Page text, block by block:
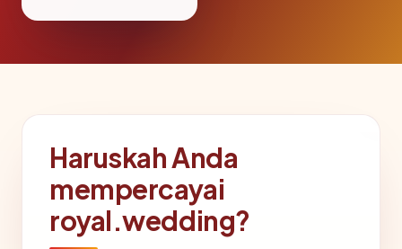
Haruskah Anda
mempercayai
royal.wedding?